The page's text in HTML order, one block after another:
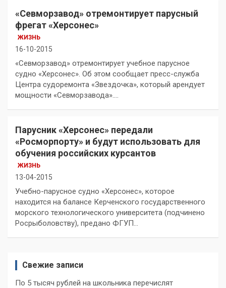
«Севморзавод» отремонтирует парусный
фрегат «Херсонес»
ЖИЗНЬ
16-10-2015
«Севморзавод» отремонтирует учебное парусное
судно «Херсонес». Об этом сообщает пресс-служба
Центра судоремонта «Звездочка», который арендует
мощности «Севморзавода».…
Парусник «Херсонес» передали
«Росморпорту» и будут использовать для
обучения российских курсантов
ЖИЗНЬ
13-04-2015
Учебно-парусное судно «Херсонес», которое
находится на балансе Керченского государственного
морского технологического университета (подчинено
Росрыболовству), предано ФГУП…
Свежие записи
По 5 тысяч рублей на школьника перечислят